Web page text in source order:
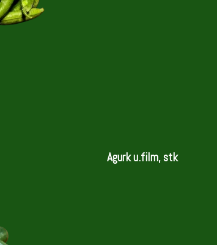
Agurk u.film, stk